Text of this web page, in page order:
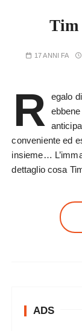
Tim
17 ANNI FA
R
egalo
conveniente ed
insieme…
dettaglio cosa
ADS